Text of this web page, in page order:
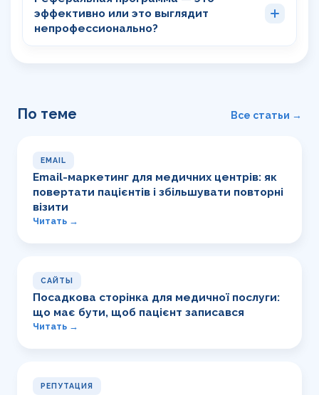
эффективно или это выглядит
непрофессионально?
По теме Все статьи →
EMAIL
Email-маркетинг для медичних центрів: як
повертати пацієнтів і збільшувати повторні
візити
Читать →
САЙТЫ
Посадкова сторінка для медичної послуги:
що має бути, щоб пацієнт записався
Читать →
РЕПУТАЦИЯ